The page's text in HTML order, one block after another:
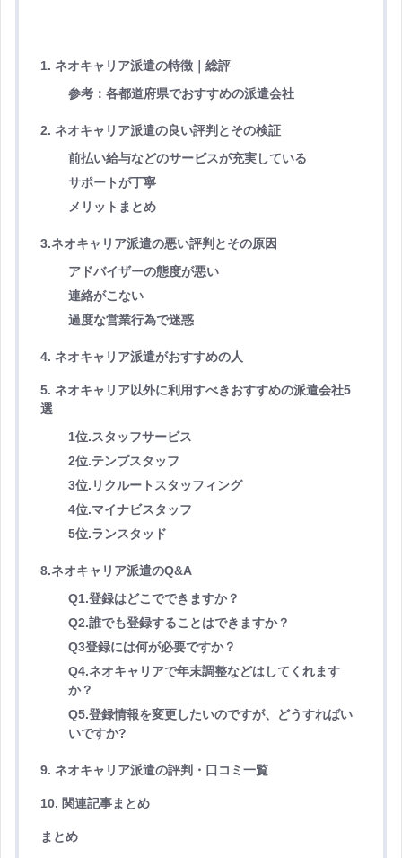
1. ネオキャリア派遣の特徴｜総評
参考：各都道府県でおすすめの派遣会社
2. ネオキャリア派遣の良い評判とその検証
前払い給与などのサービスが充実している
サポートが丁寧
メリットまとめ
3.ネオキャリア派遣の悪い評判とその原因
アドバイザーの態度が悪い
連絡がこない
過度な営業行為で迷惑
4. ネオキャリア派遣がおすすめの人
5. ネオキャリア以外に利用すべきおすすめの派遣会社5
選
1位.スタッフサービス
2位.テンプスタッフ
3位.リクルートスタッフィング
4位.マイナビスタッフ
5位.ランスタッド
8.ネオキャリア派遣のQ&A
Q1.登録はどこでできますか？
Q2.誰でも登録することはできますか？
Q3登録には何が必要ですか？
Q4.ネオキャリアで年末調整などはしてくれます
か？
Q5.登録情報を変更したいのですが、どうすればい
いですか?
9. ネオキャリア派遣の評判・口コミ一覧
10. 関連記事まとめ
まとめ